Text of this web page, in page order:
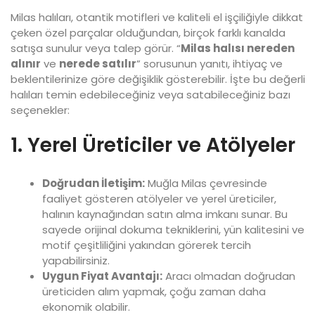
Milas halıları, otantik motifleri ve kaliteli el işçiliğiyle dikkat
çeken özel parçalar olduğundan, birçok farklı kanalda
satışa sunulur veya talep görür. “Milas halısı nereden
alınır ve nerede satılır” sorusunun yanıtı, ihtiyaç ve
beklentilerinize göre değişiklik gösterebilir. İşte bu değerli
halıları temin edebileceğiniz veya satabileceğiniz bazı
seçenekler:
1. Yerel Üreticiler ve Atölyeler
Doğrudan İletişim:Muğla Milas çevresinde
faaliyet gösteren atölyeler ve yerel üreticiler,
halının kaynağından satın alma imkanı sunar. Bu
sayede orijinal dokuma tekniklerini, yün kalitesini ve
motif çeşitliliğini yakından görerek tercih
yapabilirsiniz.
Uygun Fiyat Avantajı:Aracı olmadan doğrudan
üreticiden alım yapmak, çoğu zaman daha
ekonomik olabilir.